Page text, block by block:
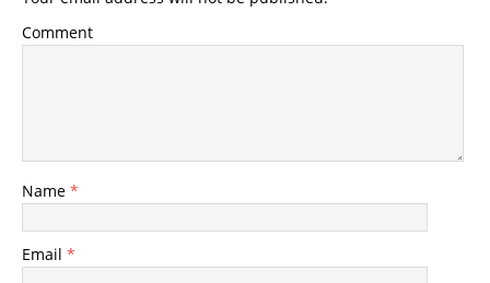
Comment
Name *
Email *